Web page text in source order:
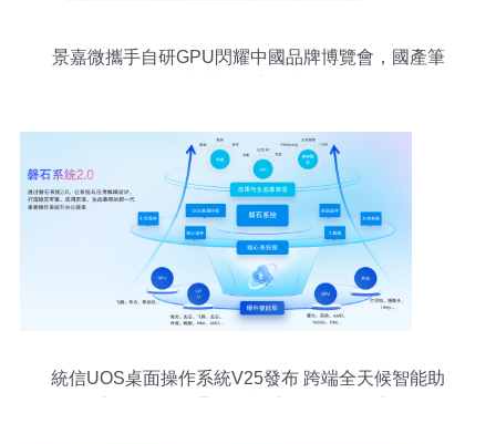
景嘉微攜手自研GPU閃耀中國品牌博覽會，國產筆
統信UOS桌面操作系統V25發布 跨端全天候智能助